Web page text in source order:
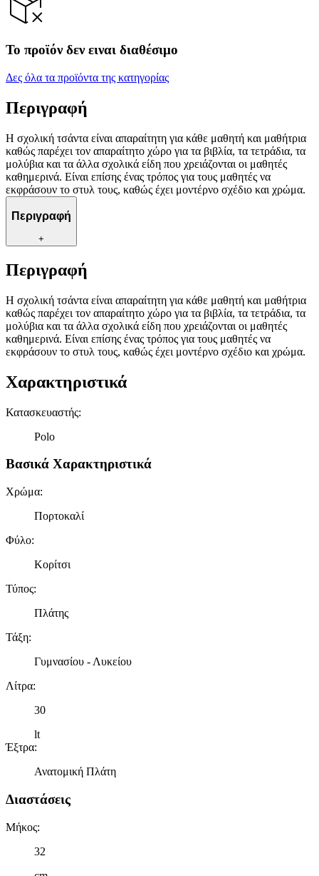
Το προϊόν δεν ειναι διαθέσιμο
Δες όλα τα προϊόντα της κατηγορίας
Περιγραφή
Η σχολική τσάντα είναι απαραίτητη για κάθε μαθητή και μαθήτρια
καθώς παρέχει τον απαραίτητο χώρο για τα βιβλία, τα τετράδια, τα
μολύβια και τα άλλα σχολικά είδη που χρειάζονται οι μαθητές
καθημερινά. Είναι επίσης ένας τρόπος για τους μαθητές να
εκφράσουν το στυλ τους, καθώς έχει μοντέρνο σχέδιο και χρώμα.
Περιγραφή
+
Περιγραφή
Η σχολική τσάντα είναι απαραίτητη για κάθε μαθητή και μαθήτρια
καθώς παρέχει τον απαραίτητο χώρο για τα βιβλία, τα τετράδια, τα
μολύβια και τα άλλα σχολικά είδη που χρειάζονται οι μαθητές
καθημερινά. Είναι επίσης ένας τρόπος για τους μαθητές να
εκφράσουν το στυλ τους, καθώς έχει μοντέρνο σχέδιο και χρώμα.
Χαρακτηριστικά
Κατασκευαστής:
Polo
Βασικά Χαρακτηριστικά
Χρώμα:
Πορτοκαλί
Φύλο:
Κορίτσι
Τύπος:
Πλάτης
Τάξη:
Γυμνασίου - Λυκείου
Λίτρα:
30
lt
Έξτρα:
Ανατομική Πλάτη
Διαστάσεις
Μήκος:
32